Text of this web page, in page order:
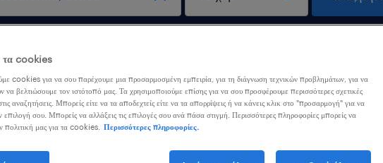
τα cookies
cookies για να σου παρέχουμε μια προσαρμοσμένη εμπειρία, για τη διάγνωση τεχνικών προβλημάτων, για να
να βελτιώσουμε τον ιστότοπό μας. Τα χρησιμοποιούμε επίσης για να σου προσφέρουμε περισσότερες σχετικές
αναζητήσεις. Μπορείς είτε να τα αποδεχτείς είτε να τα απορρίψεις ή να κάνεις κλικ στο "προσαρμογή" για να
επιλογή σου. Μπορείς να αλλάξεις τις επιλογές σου ανά πάσα στιγμή. Περισσότερες πληροφορίες μπορείς να
πολιτική μας για τα cookies.
Περισσότερες πληροφορίες.